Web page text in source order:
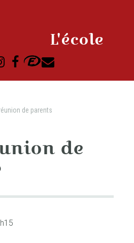
L'école
de parents
de